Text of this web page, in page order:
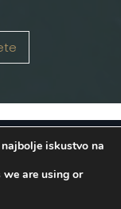
iskustvo na
are using or